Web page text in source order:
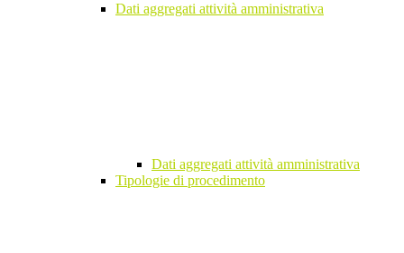
Dati aggregati attività amministrativa
Dati aggregati attività amministrativa
Tipologie di procedimento